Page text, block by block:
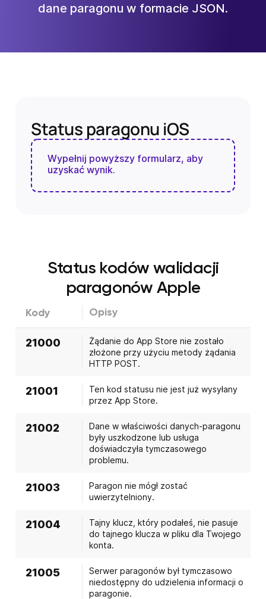
dane paragonu w formacie JSON.
Status paragonu iOS
Wypełnij powyższy formularz, aby
uzyskać wynik.
Status kodów walidacji
paragonów Apple
Kody Opisy
21000
Żądanie do App Store nie zostało
złożone przy użyciu metody żądania
HTTP POST.
21001
Ten kod statusu nie jest już wysyłany
przez App Store.
21002
Dane w właściwości danych-paragonu
były uszkodzone lub usługa
doświadczyła tymczasowego
problemu.
21003
Paragon nie mógł zostać
uwierzytelniony.
21004
Tajny klucz, który podałeś, nie pasuje
do tajnego klucza w pliku dla Twojego
konta.
21005
Serwer paragonów był tymczasowo
niedostępny do udzielenia informacji o
paragonie.